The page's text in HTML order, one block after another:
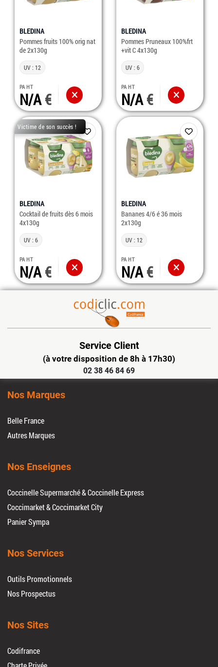
BLEDINA
Pommes fruits 100% orig nat
de 2x130g
UV : 12
PA HT
N/A
BLEDINA
Pommes Pruneaux 100%frt
+vit C 4x130g
UV : 6
PA HT
N/A
Victime de son succès !
BLEDINA
Cocktail de fruits dès 6 mois
4x130g
UV : 6
PA HT
N/A
BLEDINA
Bananes 4/6 é 36 mois
2x130g
UV : 12
PA HT
N/A
Service Client
(à votre disposition de 8h à 17h30)
02 38 46 84 69
Nos Marques
Belle France
Autres Marques
Nos Enseignes
Coccinelle Supermarché & Coccinelle Express
Coccimarket & Coccimarket City
Panier Sympa
Nos Services
Outils Promotionnels
Nos Prospectus
Nos Sites
Codifrance